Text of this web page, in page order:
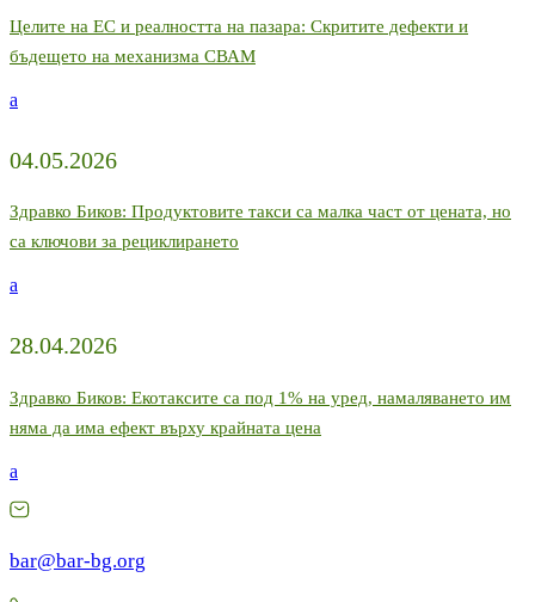
Целите на ЕС и реалността на пазара: Скритите дефекти и
бъдещето на механизма СВАМ
a
04.05.2026
Здравко Биков: Продуктовите такси са малка част от цената, но
са ключови за рециклирането
a
28.04.2026
Здравко Биков: Екотаксите са под 1% на уред, намаляването им
няма да има ефект върху крайната цена
a
bar@bar-bg.org